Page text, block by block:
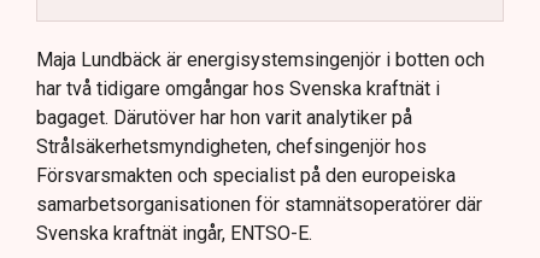
Maja Lundbäck är energisystemsingenjör i botten och
har två tidigare omgångar hos Svenska kraftnät i
bagaget. Därutöver har hon varit analytiker på
Strålsäkerhetsmyndigheten, chefsingenjör hos
Försvarsmakten och specialist på den europeiska
samarbetsorganisationen för stamnätsoperatörer där
Svenska kraftnät ingår, ENTSO-E.